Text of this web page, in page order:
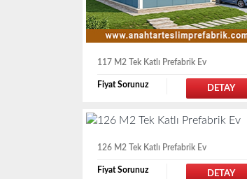
117 M2 Tek Katlı Prefabrik Ev
Fiyat Sorunuz DETAY
126 M2 Tek Katlı Prefabrik Ev
Fiyat Sorunuz DETAY